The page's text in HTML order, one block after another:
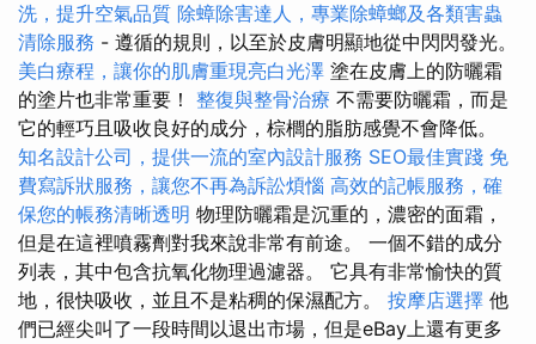
洗，提升空氣品質 除蟑除害達人，專業除蟑螂及各類害蟲
清除服務 - 遵循的規則，以至於皮膚明顯地從中閃閃發光。
美白療程，讓你的肌膚重現亮白光澤 塗在皮膚上的防曬霜
的塗片也非常重要！ 整復與整骨治療 不需要防曬霜，而是
它的輕巧且吸收良好的成分，棕櫚的脂肪感覺不會降低。
知名設計公司，提供一流的室內設計服務 SEO最佳實踐 免
費寫訴狀服務，讓您不再為訴訟煩惱 高效的記帳服務，確
保您的帳務清晰透明 物理防曬霜是沉重的，濃密的面霜，
但是在這裡噴霧劑對我來說非常有前途。 一個不錯的成分
列表，其中包含抗氧化物理過濾器。 它具有非常愉快的質
地，很快吸收，並且不是粘稠的保濕配方。 按摩店選擇 他
們已經尖叫了一段時間以退出市場，但是eBay上還有更多